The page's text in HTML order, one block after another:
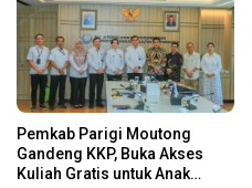
Pemkab Parigi Moutong
Gandeng KKP, Buka Akses
Kuliah Gratis untuk Anak